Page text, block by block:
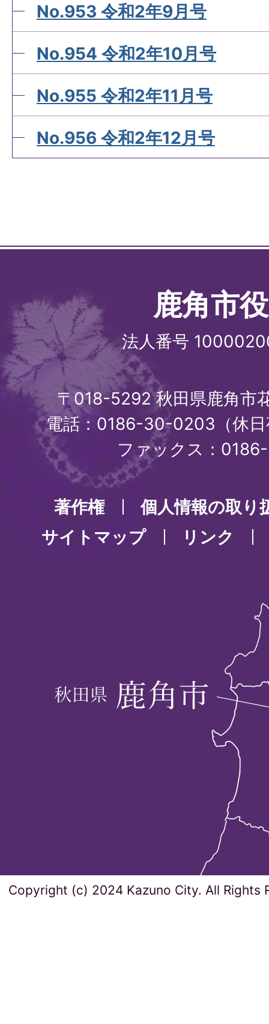
No.953 令和2年9月号
No.954 令和2年10月号
No.955 令和2年11月号
No.956 令和2年12月号
鹿角市
法人番号
〒018-5292 秋田県鹿角市
電話：0186-30-0203（休
ファックス：
著作権
個人情報の取り
サイトマップ
リンク
Copyright (c) 2024 Kazuno City. All Rights